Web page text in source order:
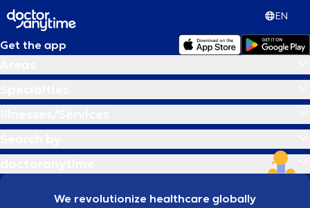
EN
Get the app
We revolutionize healthcare globally